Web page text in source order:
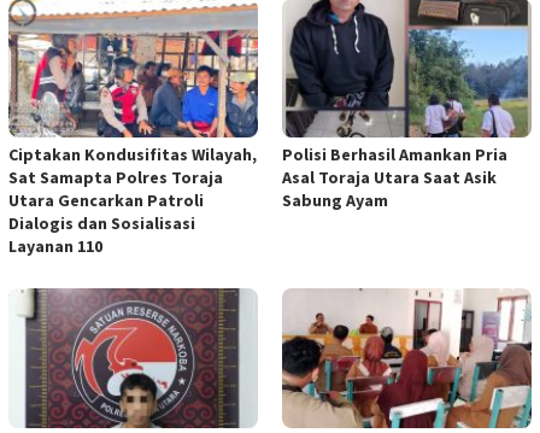
Ciptakan Kondusifitas Wilayah,
Sat Samapta Polres Toraja
Utara Gencarkan Patroli
Dialogis dan Sosialisasi
Layanan 110
Polisi Berhasil Amankan Pria
Asal Toraja Utara Saat Asik
Sabung Ayam